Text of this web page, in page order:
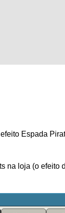
Espada
na loja (o efeito